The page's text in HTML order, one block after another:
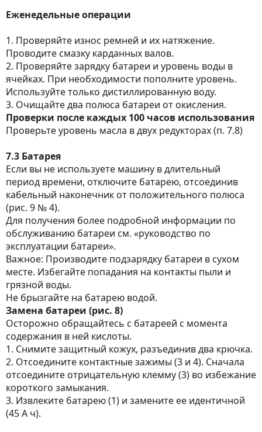
Еженедельные операции
1. Проверяйте износ ремней и их натяжение.
Проводите смазку карданных валов.
2. Проверяйте зарядку батареи и уровень воды в
ячейках. При необходимости пополните уровень.
Используйте только дистиллированную воду.
3. Очищайте два полюса батареи от окисления.
Проверки после каждых 100 часов использования
Проверьте уровень масла в двух редукторах (п. 7.8)
7.3 Батарея
Если вы не используете машину в длительный
период времени, отключите батарею, отсоединив
кабельный наконечник от положительного полюса
(рис. 9 № 4).
Для получения более подробной информации по
обслуживанию батареи см. «руководство по
эксплуатации батареи».
Важное: Производите подзарядку батареи в сухом
месте. Избегайте попадания на контакты пыли и
грязной воды.
Не брызгайте на батарею водой.
Замена батареи (рис. 8)
Осторожно обращайтесь с батареей с момента
содержания в ней кислоты.
1. Снимите защитный кожух, разъединив два крючка.
2. Отсоедините контактные зажимы (3 и 4). Сначала
отсоедините отрицательную клемму (3) во избежание
короткого замыкания.
3. Извлеките батарею (1) и замените ее идентичной
(45 А ч).